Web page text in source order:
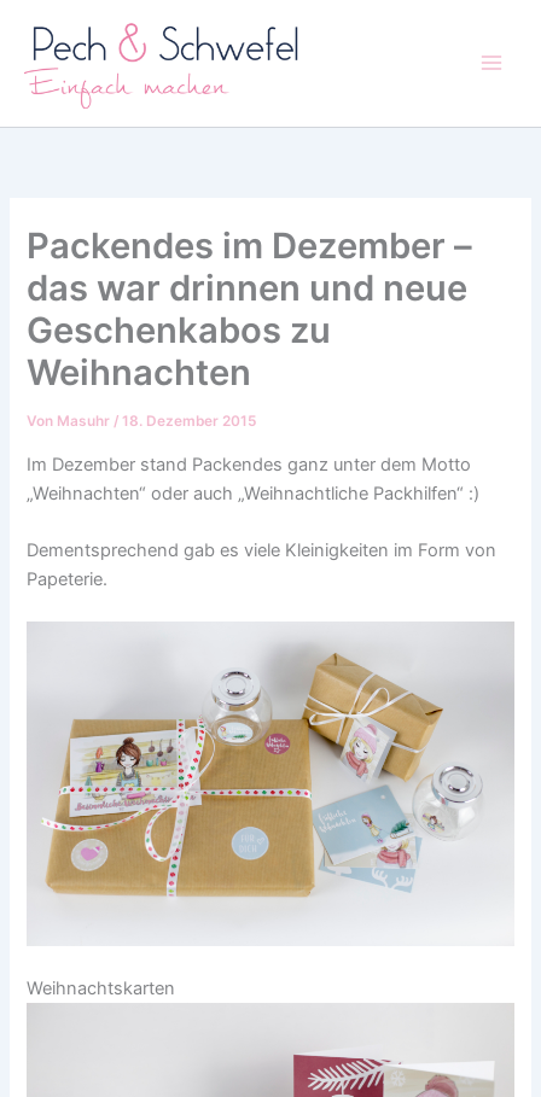
Inhalt
springen
Packendes im Dezember –
das war drinnen und neue
Geschenkabos zu
Weihnachten
Von Masuhr /18. Dezember 2015
Im Dezember stand Packendes ganz unter dem Motto
„Weihnachten“ oder auch „Weihnachtliche Packhilfen“ :)
Dementsprechend gab es viele Kleinigkeiten im Form von
Papeterie.
Weihnachtskarten